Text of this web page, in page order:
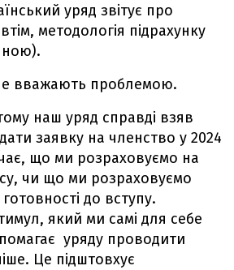
уряд звітує про
методологія підрахунку
вважають проблемою.
наш уряд справді взяв
заявку на членство у 2024
що ми розраховуємо на
чи що ми розраховуємо
до вступу.
який ми самі для себе
уряду проводити
Це підштовхує